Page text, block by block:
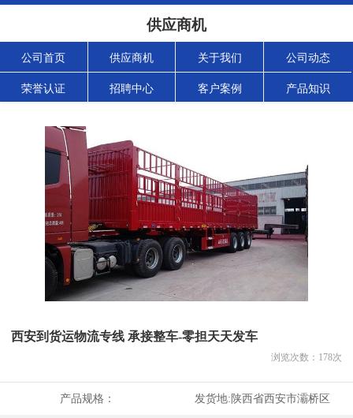
供应商机
公司首页 供应商机 关于我们 公司动态
荣誉认证 招聘中心 客户案例 产品知识
西安到货运物流专线 承接整车-零担天天发车
浏览次数： 178次
产品规格： 发货地:陕西省西安市灞桥区